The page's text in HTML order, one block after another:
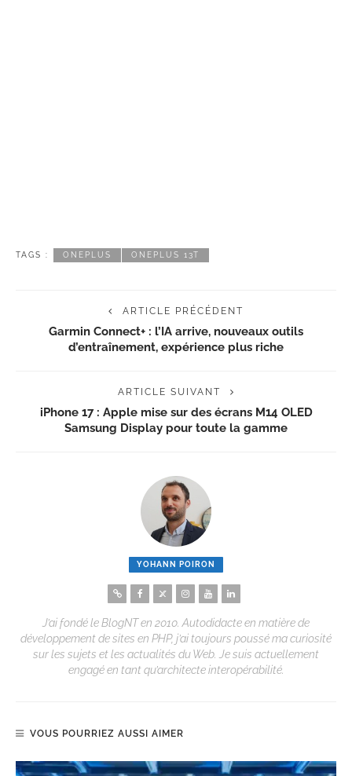
TAGS : ONEPLUS ONEPLUS 13T
ARTICLE PRÉCÉDENT
Garmin Connect+ : l’IA arrive, nouveaux outils
d’entraînement, expérience plus riche
ARTICLE SUIVANT
iPhone 17 : Apple mise sur des écrans M14 OLED
Samsung Display pour toute la gamme
YOHANN POIRON
J’ai fondé le BlogNT en 2010. Autodidacte en matière de
développement de sites en PHP, j’ai toujours poussé ma curiosité
sur les sujets et les actualités du Web. Je suis actuellement
engagé en tant qu’architecte interopérabilité.
VOUS POURRIEZ AUSSI AIMER